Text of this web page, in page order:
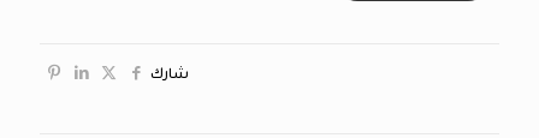
شارك